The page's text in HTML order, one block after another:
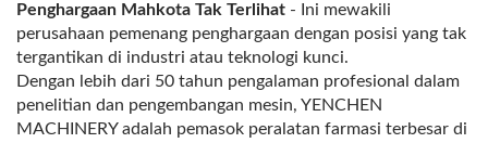
Penghargaan Mahkota Tak Terlihat - Ini mewakili
perusahaan pemenang penghargaan dengan posisi yang tak
tergantikan di industri atau teknologi kunci.
Dengan lebih dari 50 tahun pengalaman profesional dalam
penelitian dan pengembangan mesin, YENCHEN
MACHINERY adalah pemasok peralatan farmasi terbesar di